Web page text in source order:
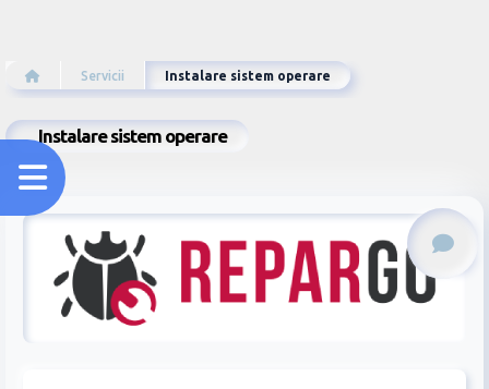
Servicii Instalare sistem operare
Instalare sistem operare